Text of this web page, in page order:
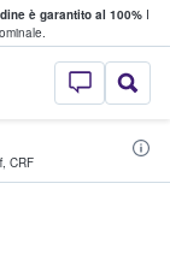
è garantito al 100%I
- Dove
, CRF